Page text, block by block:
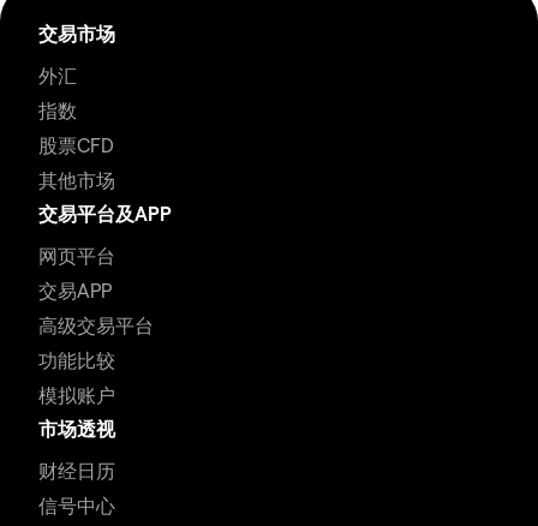
交易市场
外汇
指数
股票CFD
其他市场
交易平台及APP
网页平台
交易APP
高级交易平台
功能比较
模拟账户
市场透视
财经日历
信号中心